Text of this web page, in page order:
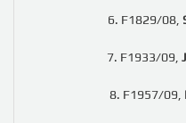
6. F1829/08,
7. F1933/09,
8. F1957/09,